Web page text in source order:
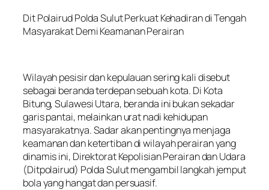
Dit Polairud Polda Sulut Perkuat Kehadiran di Tengah
Masyarakat Demi Keamanan Perairan
Wilayah pesisir dan kepulauan sering kali disebut
sebagai beranda terdepan sebuah kota. Di Kota
Bitung, Sulawesi Utara, beranda ini bukan sekadar
garis pantai, melainkan urat nadi kehidupan
masyarakatnya. Sadar akan pentingnya menjaga
keamanan dan ketertiban di wilayah perairan yang
dinamis ini, Direktorat Kepolisian Perairan dan Udara
(Ditpolairud) Polda Sulut mengambil langkah jemput
bola yang hangat dan persuasif.